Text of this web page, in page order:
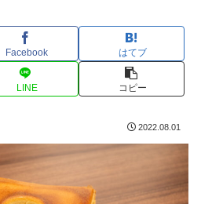
Facebook はてブ
LINE コピー
2022.08.01